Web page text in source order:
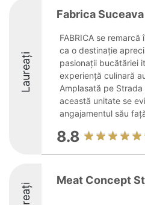
Laureați
Fabrica Suceava
FABRICA se
ca o destinație
pasionații bucătăriei
experiență culinară
Amplasată pe
această unitate se
angajamentul său
8.8
Meat Concept